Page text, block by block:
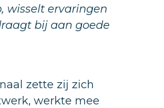
wisselt ervaringen
bij aan goede
zette zij zich
werkte mee